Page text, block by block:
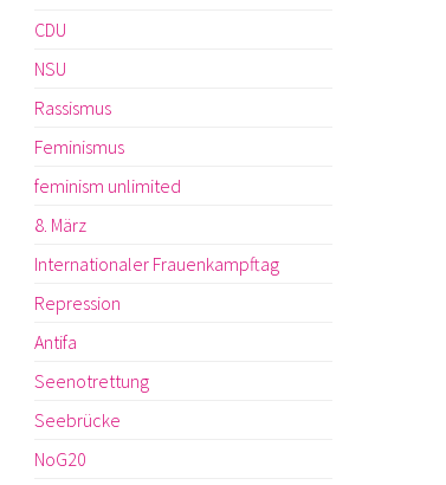
CDU
NSU
Rassismus
Feminismus
feminism unlimited
8. März
Internationaler Frauenkampftag
Repression
Antifa
Seenotrettung
Seebrücke
NoG20